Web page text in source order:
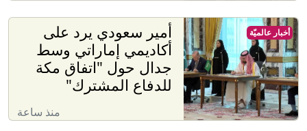
أمير سعودي يرد على
أكاديمي إماراتي وسط
جدال حول "اتفاق مكة
للدفاع المشترك"
منذ ساعة
أخبار عالميّة